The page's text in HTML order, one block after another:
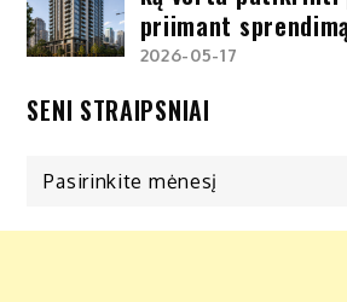
priimant
2026-05-17
SENI STRAIPSNIAI